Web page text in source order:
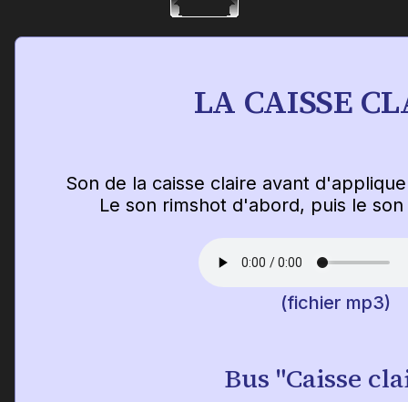
LA CAISSE
Son de la caisse claire avant
Le son rimshot d'abord, puis le
(fichier mp3)
Bus "Caisse